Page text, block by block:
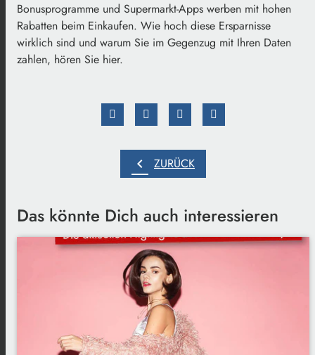
play_arrow Payback, DeutschlandCard und Co.: Lohnen
sich Bonusprogramme?
00:00 02:22
Bonusprogramme und Supermarkt-Apps werben mit hohen
Rabatten beim Einkaufen. Wie hoch diese Ersparnisse
wirklich sind und warum Sie im Gegenzug mit Ihren Daten
zahlen, hören Sie hier.
chevron_left ZURÜCK
Das könnte Dich auch interessieren